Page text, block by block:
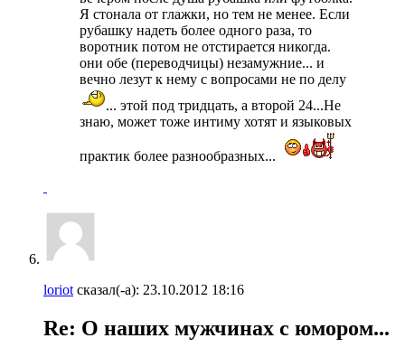
Я стонала от глажки, но тем не менее. Если
рубашку надеть более одного раза, то
воротник потом не отстирается никогда.
они обе (переводчицы) незамужние... и
вечно лезут к нему с вопросами не по делу
... этой под тридцать, а второй 24...Не
знаю, может тоже интиму хотят и языковых
практик более разнообразных...
loriot сказал(-а): 23.10.2012 18:16
Re: О наших мужчинах с юмором...